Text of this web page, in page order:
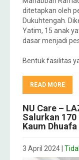
ditetapkan oleh
Dukuhtengah.
Yatim, 15 anak
dasar menjadi
Bentuk fasilitas
READ MORE
NU Care –
Salurkan
Kaum
3 April 2024|